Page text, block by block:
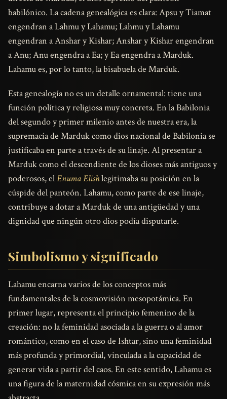
babilónico. La cadena genealógica es clara: Apsu y Tiamat
engendran a Lahmu y Lahamu; Lahmu y Lahamu
engendran a Anshar y Kishar; Anshar y Kishar engendran
a Anu; Anu engendra a Ea; y Ea engendra a Marduk.
Lahamu es, por lo tanto, la bisabuela de Marduk.
Esta genealogía no es un detalle ornamental: tiene una
función política y religiosa muy concreta. En la Babilonia
del segundo y primer milenio antes de nuestra era, la
supremacía de Marduk como dios nacional de Babilonia se
justificaba en parte a través de su linaje. Al presentar a
Marduk como el descendiente de los dioses más antiguos y
poderosos, elEnuma Elishlegitimaba su posición en la
cúspide del panteón. Lahamu, como parte de ese linaje,
contribuye a dotar a Marduk de una antigüedad y una
dignidad que ningún otro dios podía disputarle.
Simbolismo y significado
Lahamu encarna varios de los conceptos más
fundamentales de la cosmovisión mesopotámica. En
primer lugar, representa el principio femenino de la
creación: no la feminidad asociada a la guerra o al amor
romántico, como en el caso de Ishtar, sino una feminidad
más profunda y primordial, vinculada a la capacidad de
generar vida a partir del caos. En este sentido, Lahamu es
una figura de la maternidad cósmica en su expresión más